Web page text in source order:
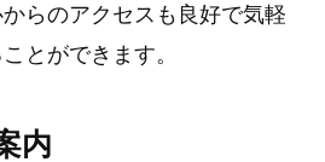
らのアクセスも良好で気軽
とができます。
内